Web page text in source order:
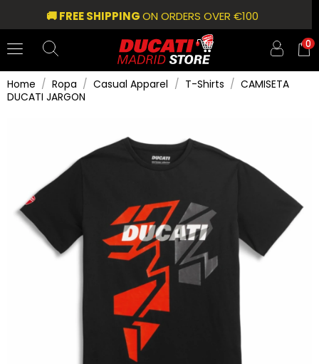
🚚 FREE SHIPPINGON ORDERS OVER €100
0
Home Ropa Casual Apparel T-Shirts
CAMISETA
DUCATI JARGON